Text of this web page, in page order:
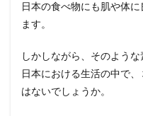
日本の食べ物にも肌や体
ます。
しかしながら、そのよう
日本における生活の中で
はないでしょうか。